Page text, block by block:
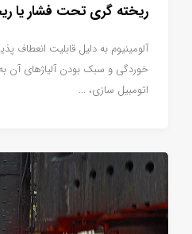
ریخته گری تحت فشار یا
آلومینیوم به دلیل قابلیت انعطاف
خوردگی و سبک بودن آلیاژهای آن
اتومبیل سازی، ...